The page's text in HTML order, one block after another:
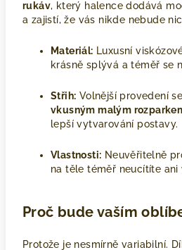
rukáv, který halence dodává
a zajistí, že vás nikde nebude
Materiál: Luxusní
krásně splývá a téměř se
Střih: Volnější provedení
vkusným malým
lepší vytvarování postavy.
Vlastnosti: Neuvěřitelně
na těle téměř neucítíte ani
Proč bude vaším
Protože je nesmírně variabilní.